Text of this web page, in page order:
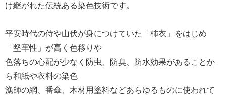
け継がれた伝統ある染色技術です。
平安時代の侍や山伏が身につけていた「柿衣」をはじめ
「堅牢性」が高く色移りや
色落ちの心配が少なく防虫、防臭、防水効果があることか
ら和紙や衣料の染色
漁師の網、番傘、木材用塗料などあらゆるものに使われて